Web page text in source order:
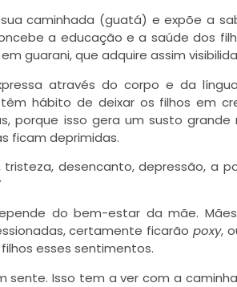
caminhada (guatá) e expõe a
a educação e a saúde dos
guarani, que adquire assim
através do corpo e da
hábito de deixar os filhos em
porque isso gera um susto
ficam deprimidas.
tristeza, desencanto, depressão, a
do bem-estar da mãe.
certamente ficarão poxy,
esses sentimentos.
sente. Isso tem a ver com a